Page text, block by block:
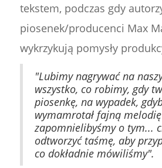
tekstem, podczas gdy
piosenek/producenci Max
wykrzykują pomysły
"Lubimy nagrywać na
wszystko, co robimy, gdy
piosenkę, na wypadek,
wymamrotał fajną
zapomnielibyśmy o tym...
odtworzyć taśmę, aby
co dokładnie mówiliśmy".